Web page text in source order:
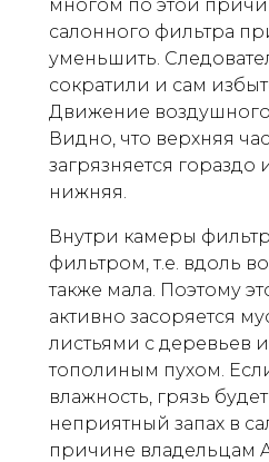
многом по этой
салонного фильтра
уменьшить.
сократили и сам
Движение
Видно, что верхняя
загрязняется гораздо
нижняя.
Внутри камеры
фильтром, т.е. вдоль
также мала. Поэтому
активно засоряется
листьями с деревьев
тополиным пухом.
влажность, грязь
неприятный запах в
причине владельцам